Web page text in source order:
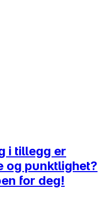
i tillegg er
og punktlighet?
for deg!